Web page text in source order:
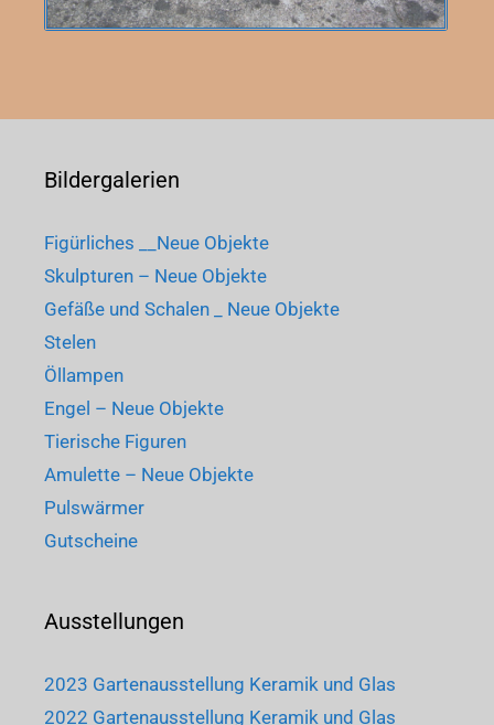
Bildergalerien
Figürliches __Neue Objekte
Skulpturen – Neue Objekte
Gefäße und Schalen _ Neue Objekte
Stelen
Öllampen
Engel – Neue Objekte
Tierische Figuren
Amulette – Neue Objekte
Pulswärmer
Gutscheine
Ausstellungen
2023 Gartenausstellung Keramik und Glas
2022 Gartenausstellung Keramik und Glas